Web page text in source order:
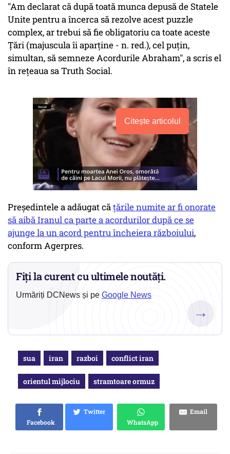
"Am declarat că după toată munca depusă de Statele
Unite pentru a încerca să rezolve acest puzzle
complex, ar trebui să fie obligatoriu ca toate aceste
Ţări (majuscula îi aparţine - n. red.), cel puţin,
simultan, să semneze Acordurile Abraham", a scris el
în reţeaua sa Truth Social.
Citește articolul
Preşedintele a adăugat căţările numite ar fi onorate
să aibă Iranul ca parte a acordurilor după ce se
ajunge la un acord pentru încheiera războiului,
conform Agerpres.
Fiți la curent cu ultimele noutăți.
Urmăriți DCNews și pe Google News
→
sua iran razboi conflict iran
orientul mijlociu stramtoare ormuz
Facebook
Twitter
WhatsApp
Email